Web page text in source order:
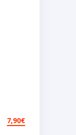
7,90€